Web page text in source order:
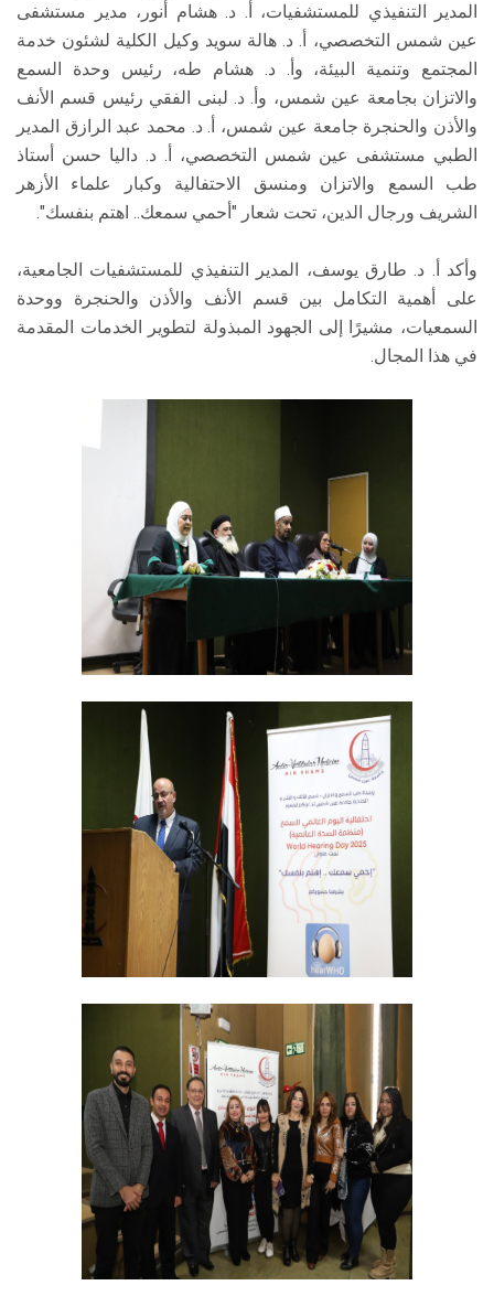
المدير التنفيذي للمستشفيات، أ. د. هشام أنور، مدير مستشفى
عين شمس التخصصي، أ. د. هالة سويد وكيل الكلية لشئون خدمة
المجتمع وتنمية البيئة، وأ. د. هشام طه، رئيس وحدة السمع
والاتزان بجامعة عين شمس، وأ. د. لبنى الفقي رئيس قسم الأنف
والأذن والحنجرة جامعة عين شمس، أ. د. محمد عبد الرازق المدير
الطبي مستشفى عين شمس التخصصي، أ. د. داليا حسن أستاذ
طب السمع والاتزان ومنسق الاحتفالية وكبار علماء الأزهر
الشريف ورجال الدين، تحت شعار "أحمي سمعك.. اهتم بنفسك".
وأكد أ. د. طارق يوسف، المدير التنفيذي للمستشفيات الجامعية،
على أهمية التكامل بين قسم الأنف والأذن والحنجرة ووحدة
السمعيات، مشيرًا إلى الجهود المبذولة لتطوير الخدمات المقدمة
في هذا المجال.